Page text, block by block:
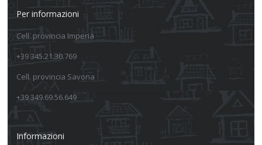
Per informazioni
Cell. provincia Imperia
+39 345.21.30.769
Cell. provincia Savona
+39 349.69.56.649
Informazioni